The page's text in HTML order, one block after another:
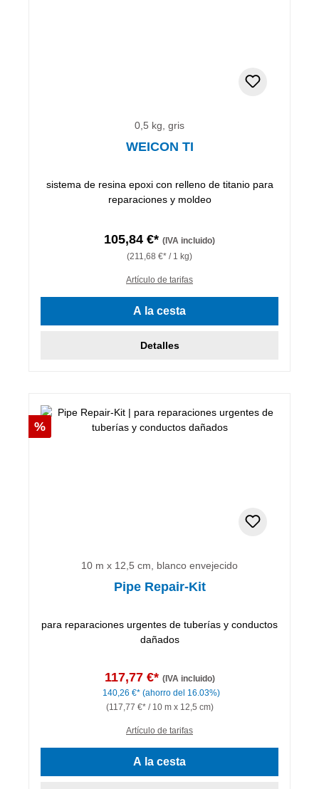
0,5 kg, gris
WEICON TI
sistema de resina epoxi con relleno de titanio para
reparaciones y moldeo
105,84 €* (IVA incluido)
(211,68 €* / 1 kg)
Artículo de tarifas
A la cesta
Detalles
Descuento
%
10 m x 12,5 cm, blanco envejecido
Pipe Repair-Kit
para reparaciones urgentes de tuberías y conductos
dañados
117,77 €* (IVA incluido)
140,26 €* (ahorro del 16.03%)
(117,77 €* / 10 m x 12,5 cm)
Artículo de tarifas
A la cesta